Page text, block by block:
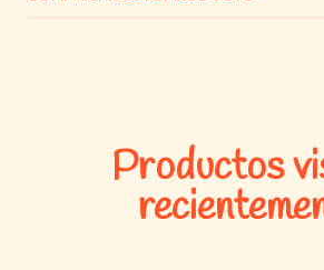
Productos